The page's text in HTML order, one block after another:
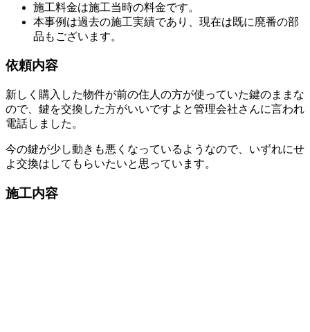
施工料金は施工当時の料金です。
本事例は過去の施工実績であり、現在は既に廃番の部
品もございます。
依頼内容
新しく購入した物件が前の住人の方が使っていた鍵のままな
ので、鍵を交換した方がいいですよと管理会社さんに言われ
電話しました。
今の鍵が少し動きも悪くなっているようなので、いずれにせ
よ交換はしてもらいたいと思っています。
施工内容